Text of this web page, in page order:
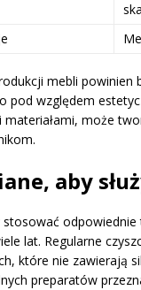
mebli powinien
pod względem
może
aby
odpowiednie
lat. Regularne
które nie zawierają
preparatów